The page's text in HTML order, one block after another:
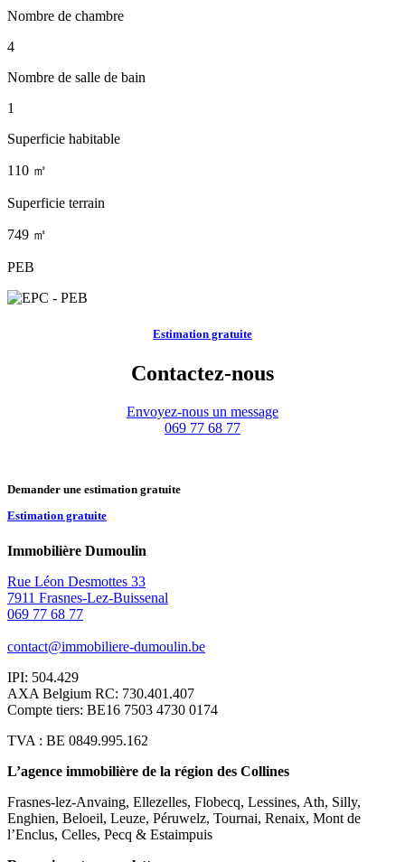
Nombre de chambre
4
Nombre de salle de bain
1
Superficie habitable
110 ㎡
Superficie terrain
749 ㎡
PEB
Estimation gratuite
Contactez-nous
Envoyez-nous un message
069 77 68 77
Demander une estimation gratuite
Estimation gratuite
Immobilière Dumoulin
Rue Léon Desmottes 33
7911 Frasnes-Lez-Buissenal
069 77 68 77
contact@immobiliere-dumoulin.be
IPI: 504.429
AXA Belgium RC: 730.401.407
Compte tiers: BE16 7503 4730 0174
TVA : BE 0849.995.162
L’agence immobilière de la région des Collines
Frasnes-lez-Anvaing, Ellezelles, Flobecq, Lessines, Ath, Silly,
Enghien, Beloeil, Leuze, Péruwelz, Tournai, Renaix, Mont de
l’Enclus, Celles, Pecq & Estaimpuis